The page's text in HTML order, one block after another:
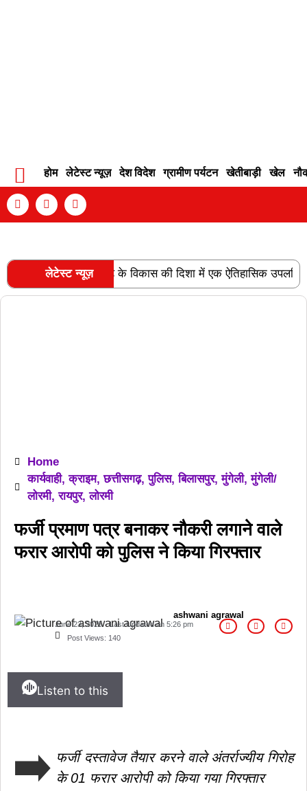
होम लेटेस्ट न्यूज़ देश विदेश ग्रामीण पर्यटन खेतीबाड़ी खेल
लेटेस्ट न्यूज़
स्वीकृति छत्तीसगढ़ के विकास की दिशा में एक ऐतिहासिक उपलब्धि है:
RECENT POSTS
Home
कार्यवाही,क्राइम,छत्तीसगढ़,पुलिस,बिलासपुर,मुंगेली,मुंगेली/
लोरमी,रायपुर,लोरमी
फर्जी प्रमाण पत्र बनाकर नौकरी लगाने वाले
फरार आरोपी को पुलिस ने किया गिरफ्तार
ashwani agrawal
June 23, 2025 Last Updated on 5:26 pm
Post Views: 140
Listen to this
➡️ फर्जी दस्तावेज तैयार करने वाले अंतर्राज्यीय गिरोह
के 01 फरार आरोपी को किया गया गिरफ्तार